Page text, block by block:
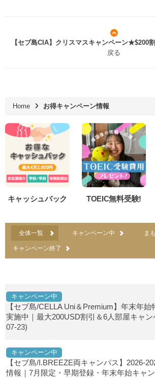
【セブ島CIA】クリスマスキャンペーン★$200
戻る
Home お得キャンペーン情報
キャッシュバック TOEIC無料受験!
全体一覧 キャンペーン中 ま
キャンペーン終了
キャンペーン中
【セブ島/CELLA Uni＆Premium】年末年
実施中｜最大200USD割引＆6人部屋キャ
07-23)
キャンペーン中
【セブ島/I.BREEZE両キャンパス】2026-
情報｜7月限定・早期登録・年末年始キャ